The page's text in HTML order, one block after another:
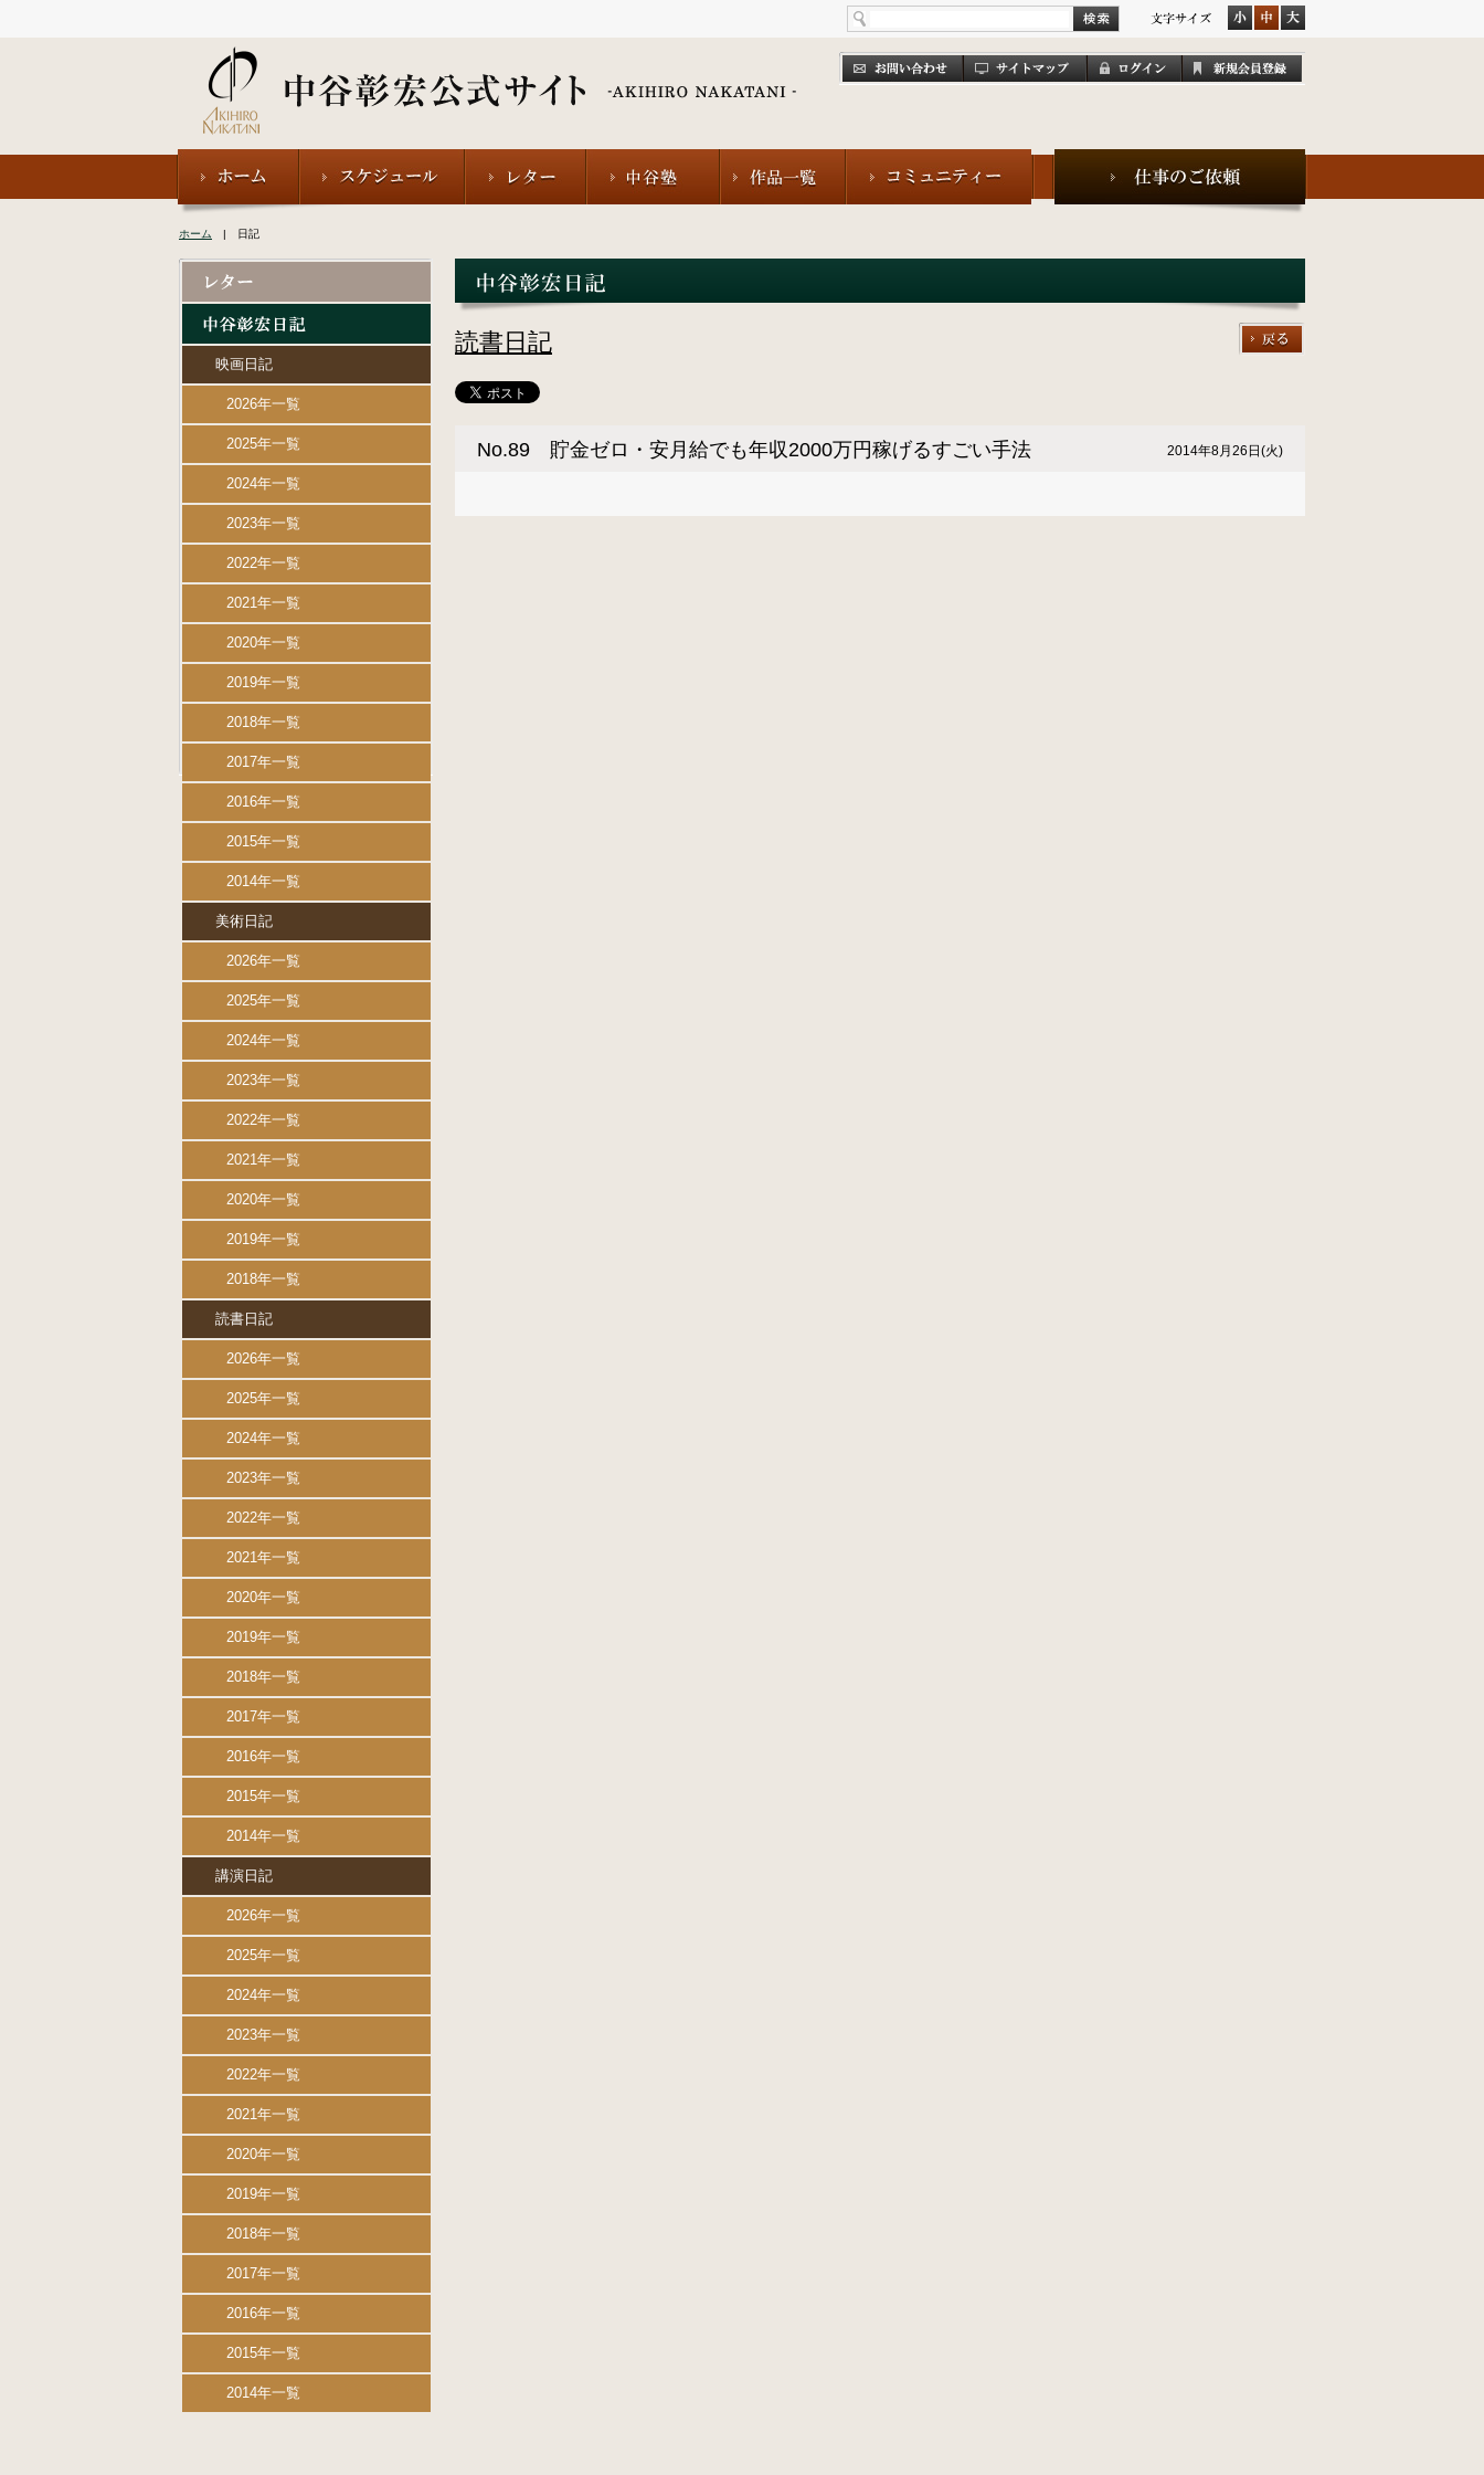
ホーム | 日記
読書日記
No.89 貯金ゼロ・安月給でも年収2000万円稼げるすごい手法 2014年8月26日(火)
映画日記
2026年一覧
2025年一覧
2024年一覧
2023年一覧
2022年一覧
2021年一覧
2020年一覧
2019年一覧
2018年一覧
2017年一覧
2016年一覧
2015年一覧
2014年一覧
美術日記
2026年一覧
2025年一覧
2024年一覧
2023年一覧
2022年一覧
2021年一覧
2020年一覧
2019年一覧
2018年一覧
読書日記
2026年一覧
2025年一覧
2024年一覧
2023年一覧
2022年一覧
2021年一覧
2020年一覧
2019年一覧
2018年一覧
2017年一覧
2016年一覧
2015年一覧
2014年一覧
講演日記
2026年一覧
2025年一覧
2024年一覧
2023年一覧
2022年一覧
2021年一覧
2020年一覧
2019年一覧
2018年一覧
2017年一覧
2016年一覧
2015年一覧
2014年一覧